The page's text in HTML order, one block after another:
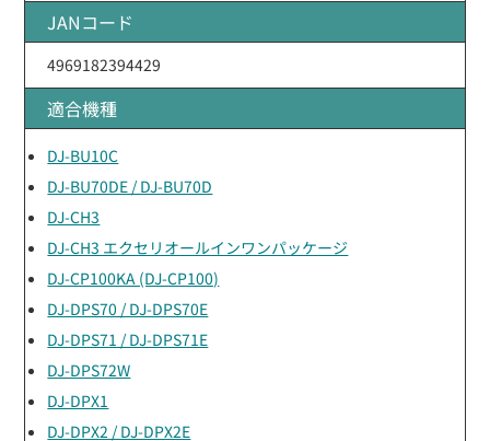
JANコード
4969182394429
適合機種
DJ-BU10C
DJ-BU70DE / DJ-BU70D
DJ-CH3
DJ-CH3 エクセリオールインワンパッケージ
DJ-CP100KA (DJ-CP100)
DJ-DPS70 / DJ-DPS70E
DJ-DPS71 / DJ-DPS71E
DJ-DPS72W
DJ-DPX1
DJ-DPX2 / DJ-DPX2E